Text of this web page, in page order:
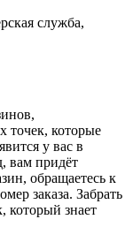
служба,
точек, которые
у вас в
вам придёт
обращаетесь к
заказа. Забрать
который знает